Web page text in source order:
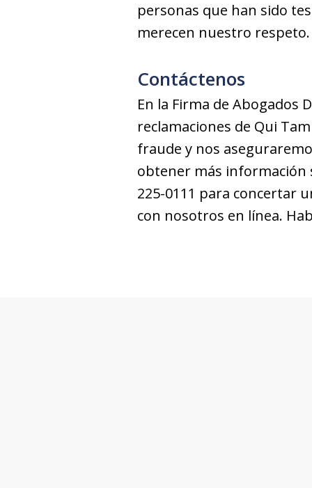
personas que han sido
merecen nuestro respeto.
Contáctenos
En la Firma de Abogados
reclamaciones de Qui
fraude y nos
obtener más información
225-0111 para concertar
con nosotros en línea.